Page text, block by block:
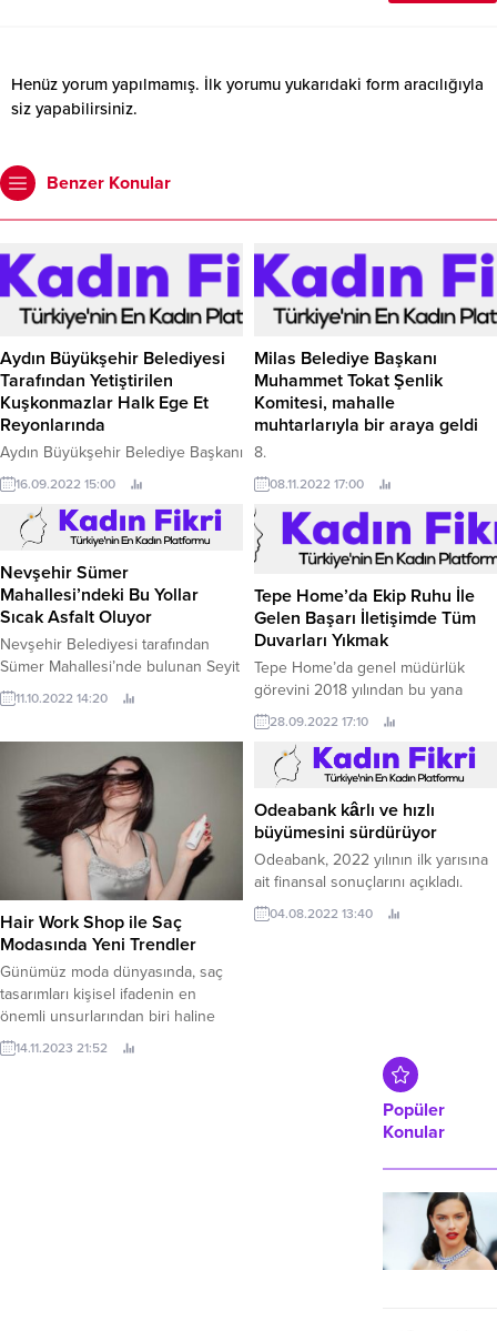
Henüz yorum yapılmamış. İlk yorumu yukarıdaki form aracılığıyla
siz yapabilirsiniz.
Benzer Konular
Aydın Büyükşehir Belediyesi
Tarafından Yetiştirilen
Kuşkonmazlar Halk Ege Et
Reyonlarında
Aydın Büyükşehir Belediye Başkanı
Özlem Çerçioğlu’nun Aydın
çiftçisinin hizmetine sunduğu
"Aydın Çiftçi Merkezi"nde yüksek
değerli ürün üretimine devam
ediliyor.
16.09.2022 15:00
Milas Belediye Başkanı
Muhammet Tokat Şenlik
Komitesi, mahalle
muhtarlarıyla bir araya geldi
8.
08.11.2022 17:00
Nevşehir Sümer
Mahallesi’ndeki Bu Yollar
Sıcak Asfalt Oluyor
Nevşehir Belediyesi tarafından
Sümer Mahallesi’nde bulunan Seyit
Taşçı Sokak ve Eyüp Sokak’ta sıcak
asfalt çalışması gerçekleştiriliyor.
11.10.2022 14:20
Tepe Home’da Ekip Ruhu İle
Gelen Başarı İletişimde Tüm
Duvarları Yıkmak
Tepe Home’da genel müdürlük
görevini 2018 yılından bu yana
sürdüren Levent Çapan, şirket
başarısındaki en önemli
faktörlerden birinin güçlü iletişim
olduğunu söyledi.
28.09.2022 17:10
Hair Work Shop ile Saç
Modasında Yeni Trendler
Günümüz moda dünyasında, saç
tasarımları kişisel ifadenin en
önemli unsurlarından biri haline
gelmiştir. Hair Work Shop, bu
alanda sunduğu yenilikçi ve çarpıcı
14.11.2023 21:52
Odeabank kârlı ve hızlı
büyümesini sürdürüyor
Odeabank, 2022 yılının ilk yarısına
ait finansal sonuçlarını açıkladı.
04.08.2022 13:40
Popüler
Konular